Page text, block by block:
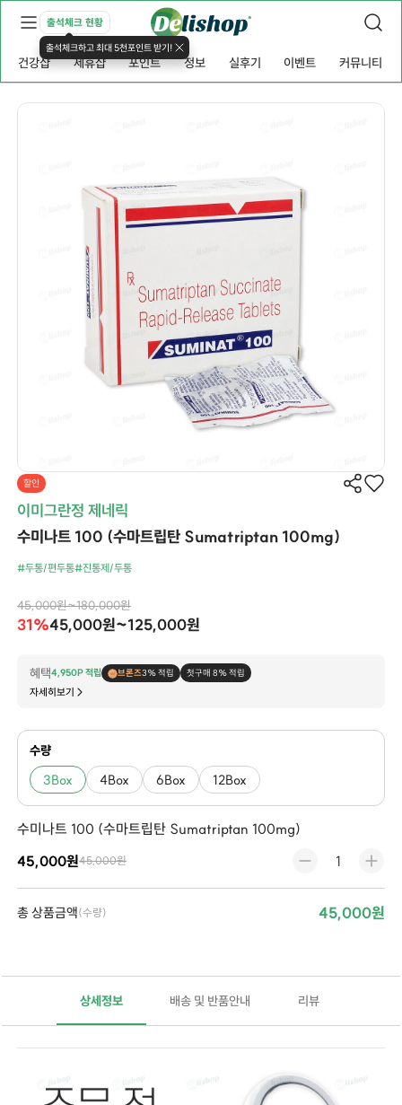
출석체크 현황
출석체크하고 최대 5천포인트 받기!
건강샵 제휴샵 포인트 정보 실후기 이벤트 커뮤니티
할인
이미그란정 제네릭
수미나트 100 (수마트립탄 Sumatriptan 100mg)
#두통/편두통#진통제/두통
45,000원~180,000원
31%45,000원~125,000원
혜택4,950P 적립 브론즈3% 적립 첫구매 8% 적립
자세히보기
수량
3Box 4Box 6Box 12Box
수미나트 100 (수마트립탄 Sumatriptan 100mg)
45,000원45,000원
총 상품금액(수량) 45,000원
상세정보 배송 및 반품안내 리뷰